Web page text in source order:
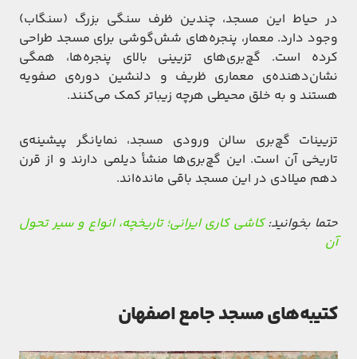
در حیاط این مسجد، چندین ظرف سنگی بزرگ (سنگاب)
وجود دارد. معمار، پنجره‌های شش‌گوشی برای مسجد طراحی
کرده است. گچ‌بری‌های تزیینی بالای پنجره‌ها، همگی
نشان‌دهنده‌ی معماری ظریف و دلنشین دوره‌ی صفویه
هستند و به خلق محیطی هرچه زیباتر کمک می‌کنند.
تزیینات گچ‌بری سالن ورودی مسجد، نمایانگر پیشینه‌ی
تاریخی آن است. این گچ‌بری‌ها منشأ دیلمی دارند و از قرن
دهم میلادی در این مسجد باقی مانده‌اند.
حتما بخوانید:کاشی کاری ایرانی؛ تاریخچه، انواع و سیر تحول
آن
کتیبه‌های مسجد جامع اصفهان